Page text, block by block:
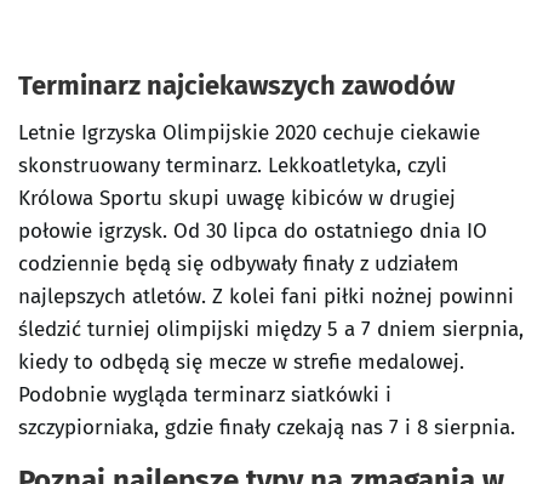
Terminarz najciekawszych zawodów
Letnie Igrzyska Olimpijskie 2020 cechuje ciekawie
skonstruowany terminarz. Lekkoatletyka, czyli
Królowa Sportu skupi uwagę kibiców w drugiej
połowie igrzysk. Od 30 lipca do ostatniego dnia IO
codziennie będą się odbywały finały z udziałem
najlepszych atletów. Z kolei fani piłki nożnej powinni
śledzić turniej olimpijski między 5 a 7 dniem sierpnia,
kiedy to odbędą się mecze w strefie medalowej.
Podobnie wygląda terminarz siatkówki i
szczypiorniaka, gdzie finały czekają nas 7 i 8 sierpnia.